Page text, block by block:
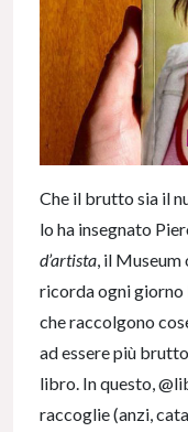
Che il brutto sia il
lo ha insegnato
d’artista , il
ricorda ogni giorno
che raccolgono
ad essere più
libro. In questo,
raccoglie (anzi,